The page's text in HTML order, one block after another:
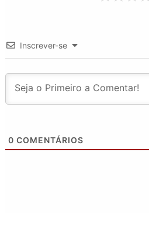
Inscrever-se
0 COMENTÁRIOS